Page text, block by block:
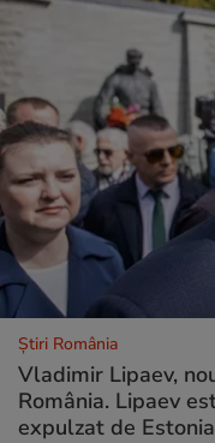
Știri România
Vladimir Lipaev,
România. Lipaev
expulzat de